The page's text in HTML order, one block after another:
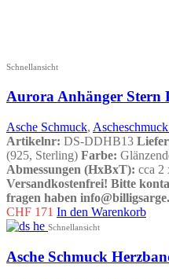
Schnellansicht
Aurora Anhänger Stern
Asche Schmuck,
Artikelnr: DS-DDHB13
(925, Sterling) Farbe:
Abmessungen (HxBxT): cca 2
Versandkostenfrei! Bitte
fragen haben
CHF 171 In den Warenkorb
Schnellansicht
Asche Schmuck